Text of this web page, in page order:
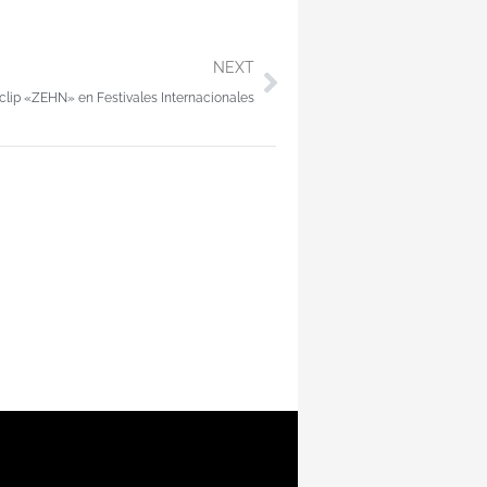
NEXT
«ZEHN» en Festivales Internacionales
Siguiente